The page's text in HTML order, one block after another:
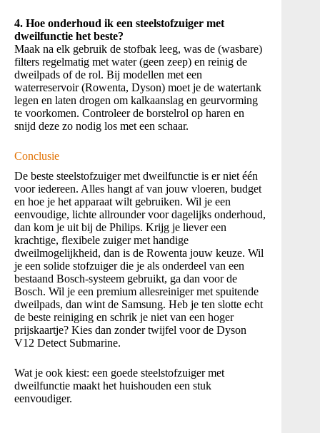
4. Hoe onderhoud ik een steelstofzuiger met
dweilfunctie het beste?
Maak na elk gebruik de stofbak leeg, was de (wasbare)
filters regelmatig met water (geen zeep) en reinig de
dweilpads of de rol. Bij modellen met een
waterreservoir (Rowenta, Dyson) moet je de watertank
legen en laten drogen om kalkaanslag en geurvorming
te voorkomen. Controleer de borstelrol op haren en
snijd deze zo nodig los met een schaar.
Conclusie
De beste steelstofzuiger met dweilfunctie is er niet één
voor iedereen. Alles hangt af van jouw vloeren, budget
en hoe je het apparaat wilt gebruiken. Wil je een
eenvoudige, lichte allrounder voor dagelijks onderhoud,
dan kom je uit bij de Philips. Krijg je liever een
krachtige, flexibele zuiger met handige
dweilmogelijkheid, dan is de Rowenta jouw keuze. Wil
je een solide stofzuiger die je als onderdeel van een
bestaand Bosch-systeem gebruikt, ga dan voor de
Bosch. Wil je een premium allesreiniger met spuitende
dweilpads, dan wint de Samsung. Heb je ten slotte echt
de beste reiniging en schrik je niet van een hoger
prijskaartje? Kies dan zonder twijfel voor de Dyson
V12 Detect Submarine.
Wat je ook kiest: een goede steelstofzuiger met
dweilfunctie maakt het huishouden een stuk
eenvoudiger.